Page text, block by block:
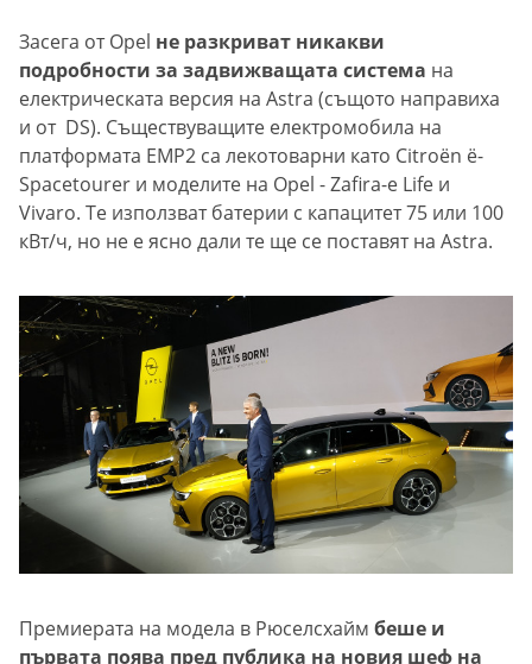
Засега от Opel не разкриват никакви
подробности за задвижващата система на
електрическата версия на Astra (същото направиха
и от DS). Съществуващите електромобила на
платформата EMP2 са лекотоварни като Citroën ë-
Spacetourer и моделите на Opel - Zafira-e Life и
Vivaro. Те използват батерии с капацитет 75 или 100
кВт/ч, но не е ясно дали те ще се поставят на Astra.
Премиерата на модела в Рюселсхайм беше и
първата поява пред публика на новия шеф на